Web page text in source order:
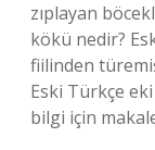
zıplayan
kökü nedir?
fiilinden
Eski Türkçe
bilgi için